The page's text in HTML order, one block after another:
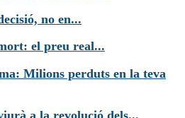
no en...
el preu real...
Milions perduts en la teva